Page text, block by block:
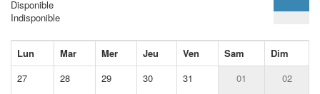
Disponible
Indisponible
Lun Mar Mer Jeu Ven Sam
Dim
27
28 29 30 31 01 02